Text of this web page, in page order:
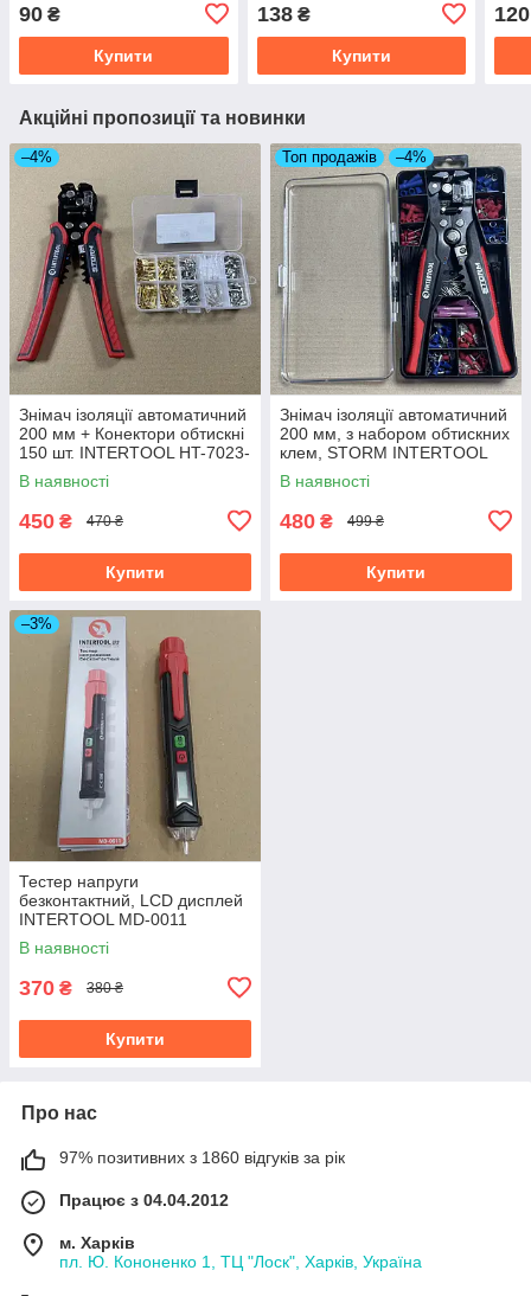
90 ₴
Купити
138₴
Купити
120
Акційні пропозиції та новинки
–4%
Знімач ізоляції автоматичний
200 мм + Конектори обтискні
150 шт. INTERTOOL HT-7023-
02
В наявності
450 ₴ 470 ₴
Купити
Топ продажів –4%
Знімач ізоляції автоматичний
200 мм, з набором обтискних
клем, STORM INTERTOOL
HT-7024
В наявності
480 ₴ 499 ₴
Купити
–3%
Тестер напруги
безконтактний, LCD дисплей
INTERTOOL MD-0011
В наявності
370 ₴ 380 ₴
Купити
Про нас
97% позитивних з 1860 відгуків за рік
Працює з 04.04.2012
м. Харків
пл. Ю. Кононенко 1, ТЦ "Лоск", Харків, Україна